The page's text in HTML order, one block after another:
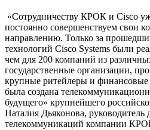
«Сотрудничеству КРОК и Cisco
постоянно совершенствуем свои
направлению. Только за
технологий Cisco Systems были
чем для 200 компаний из
государственные организации,
крупные ритейлеры и
была создана
будущего» крупнейшего
Наталия Дьяконова, руководитель
телекоммуникаций компании